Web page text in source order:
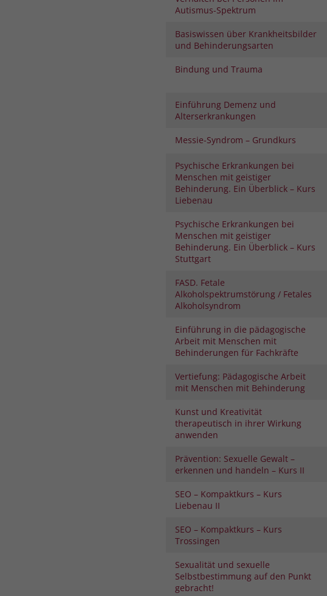
Autismus-Spektrum
Basiswissen über Krankheitsbilder
und Behinderungsarten
Bindung und Trauma
Einführung Demenz und
Alterserkrankungen
Messie-Syndrom – Grundkurs
Psychische Erkrankungen bei
Menschen mit geistiger
Behinderung. Ein Überblick – Kurs
Liebenau
Psychische Erkrankungen bei
Menschen mit geistiger
Behinderung. Ein Überblick – Kurs
Stuttgart
FASD. Fetale
Alkoholspektrumstörung / Fetales
Alkoholsyndrom
Einführung in die pädagogische
Arbeit mit Menschen mit
Behinderungen für Fachkräfte
Vertiefung: Pädagogische Arbeit
mit Menschen mit Behinderung
Kunst und Kreativität
therapeutisch in ihrer Wirkung
anwenden
Prävention: Sexuelle Gewalt –
erkennen und handeln – Kurs II
SEO – Kompaktkurs – Kurs
Liebenau II
SEO – Kompaktkurs – Kurs
Trossingen
Sexualität und sexuelle
Selbstbestimmung auf den Punkt
gebracht!
Zweck
Laufzeit
Zweck